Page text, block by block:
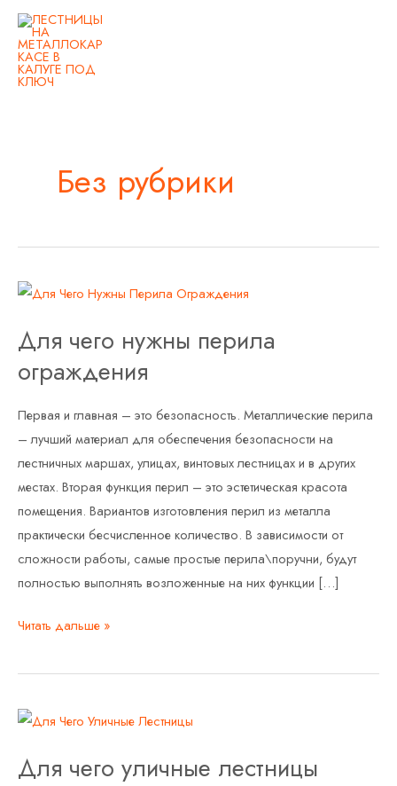
Перейти
содержимому
Без рубрики
Для чего нужны перила
ограждения
Первая и главная – это безопасность. Металлические перила
– лучший материал для обеспечения безопасности на
лестничных маршах, улицах, винтовых лестницах и в других
местах. Вторая функция перил – это эстетическая красота
помещения. Вариантов изготовления перил из металла
практически бесчисленное количество. В зависимости от
сложности работы, самые простые перила\поручни, будут
полностью выполнять возложенные на них функции […]
Для
нужны
ограждения
Читать дальше »
Для чего уличные лестницы
Для
уличные